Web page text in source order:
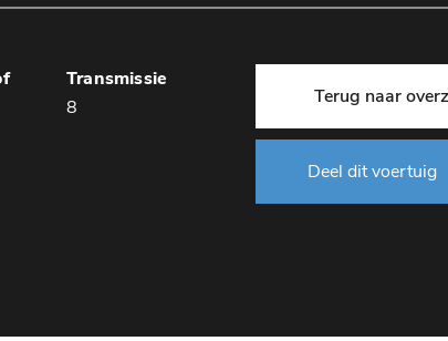
Transmissie
8 Terug naar
Deel dit voertuig